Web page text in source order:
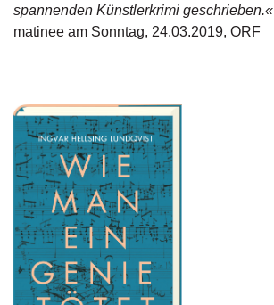
e
n
o
g
V
o
r
s
c
h
a
spannenden Künstlerkrimi geschrieben.«
matinee am Sonntag, 24.03.2019, ORF